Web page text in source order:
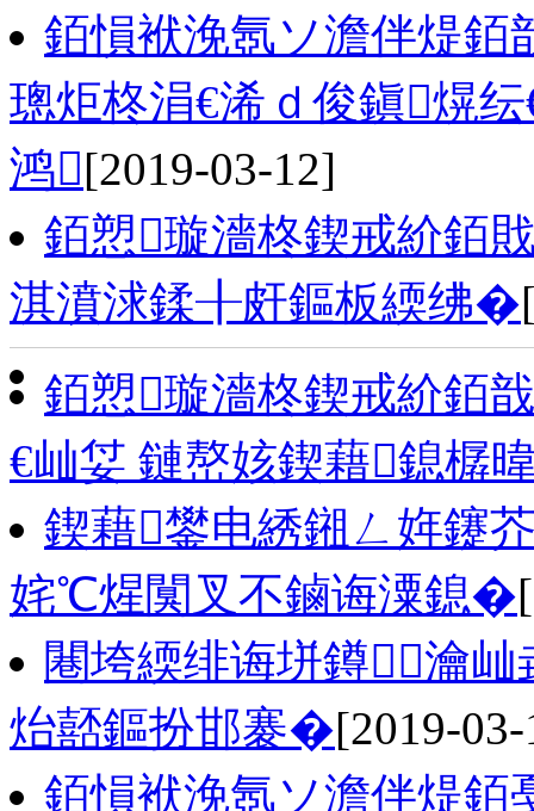
銆愪袱浼氬ソ澹伴煶銆
璁炬柊涓€浠ｄ俊鎭熀
鸿[2019-03-12]
銆愬璇濇柊鍥戒紒銆
淇濆浗鍒╂皯鏂板緛绋�
銆愬璇濇柊鍥戒紒銆
€屾姇 鏈嶅姟鍥藉鎴樼
鍥藉鐢电綉鎺ㄥ姩鑳
姹℃煋闃叉不鏀诲潥鎴�
闀垮緛绯诲垪鐏瀹
炲嚭鏂扮邯褰�[2019-
銆愪袱浼氬ソ澹伴煶銆